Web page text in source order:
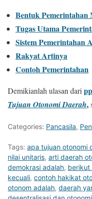
Bentuk
Tugas Utama
Sistem Pemerintahan
Rakyat Artinya
Contoh Pemerintahan
Demikianlah ulasan dari
Tujuan Otonomi Daerah,
Categories: Pancasila,
Tags: apa tujuan otonomi
nilai unitaris, arti daerah
demokrasi adalah, berikut
kecuali, contoh hakikat
otonom adalah, daerah